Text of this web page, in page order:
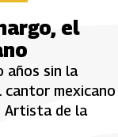
el
años sin la
cantor mexicano
Artista de la